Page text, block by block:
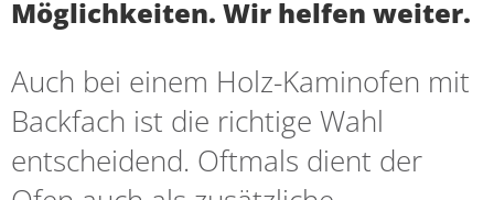
Möglichkeiten. Wir helfen weiter.
Auch bei einem Holz-Kaminofen mit
Backfach ist die richtige Wahl
entscheidend. Oftmals dient der